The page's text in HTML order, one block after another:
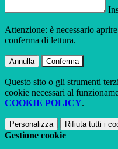
Attenzione: è necessario
conferma di lettura.
Annulla Conferma
Questo sito o gli strumenti
cookie necessari al
COOKIE POLICY.
Personalizza Rifiuta tutti i
Gestione cookie